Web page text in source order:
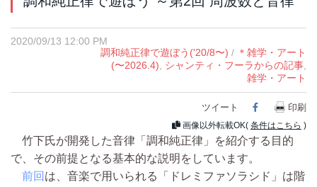
2020/09/13 12:00 PM
調和純正律で遊ぼう('20/8〜) / ＊雑学・アート
(〜2026.4), シャンティ・フーラからの記事,
雑学・アート
ツイート Facebook
印刷
画像以外転載OK( 条件はこちら )
竹下氏が開発した音律「調和純正律」を紹介する目的
で、その前提となる基本的な説明をしています。
前回 は、音楽で用いられる「ドレミファソラシド」は階